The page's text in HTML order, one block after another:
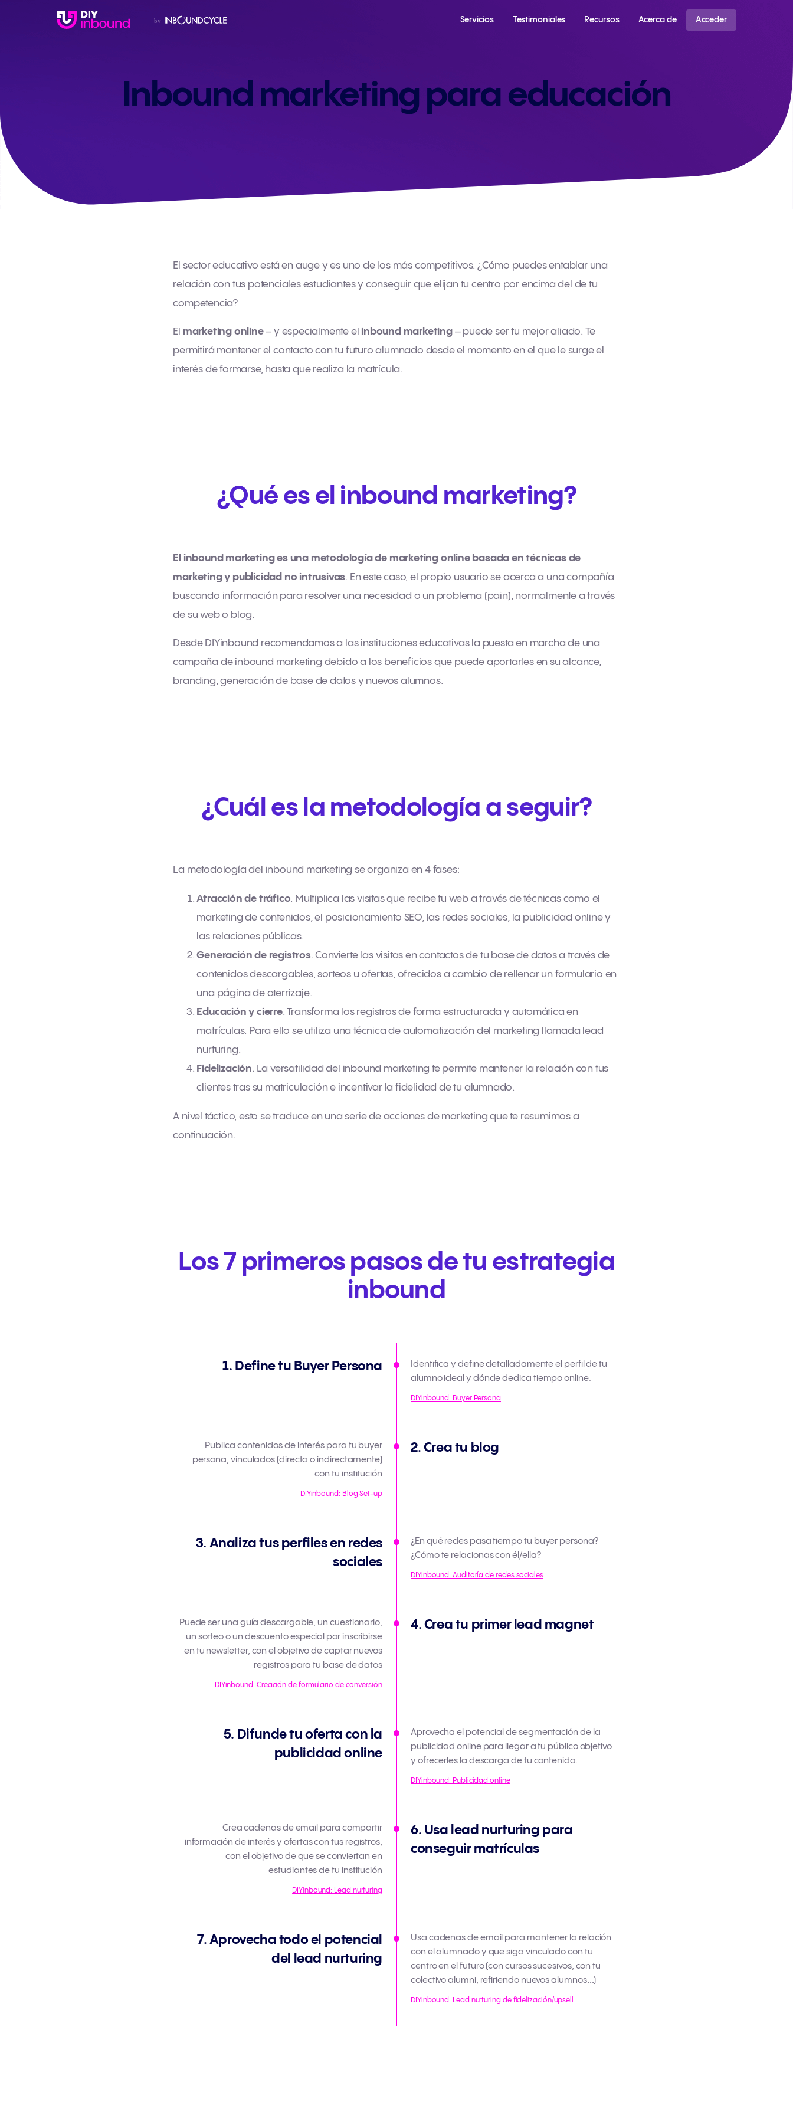
Servicios Testimoniales Recursos Acerca de Acceder
Inbound marketing para educación
El sector educativo está en auge y es uno de los más competitivos. ¿Cómo puedes entablar una
relación con tus potenciales estudiantes y conseguir que elijan tu centro por encima del de tu
competencia?
El marketing online– y especialmente el inbound marketing– puede ser tu mejor aliado. Te
permitirá mantener el contacto con tu futuro alumnado desde el momento en el que le surge el
interés de formarse, hasta que realiza la matrícula.
¿Qué es el inbound marketing?
El inbound marketing es una metodología de marketing online basada en técnicas de
marketing y publicidad no intrusivas. En este caso, el propio usuario se acerca a una compañía
buscando información para resolver una necesidad o un problema (pain), normalmente a través
de su web o blog.
Desde DIYinbound recomendamos a las instituciones educativas la puesta en marcha de una
campaña de inbound marketing debido a los beneficios que puede aportarles en su alcance,
branding, generación de base de datos y nuevos alumnos.
¿Cuál es la metodología a seguir?
La metodología del inbound marketing se organiza en 4 fases:
Atracción de tráfico. Multiplica las visitas que recibe tu web a través de técnicas como el
marketing de contenidos, el posicionamiento SEO, las redes sociales, la publicidad online y
las relaciones públicas.
Generación de registros. Convierte las visitas en contactos de tu base de datos a través de
contenidos descargables, sorteos u ofertas, ofrecidos a cambio de rellenar un formulario en
una página de aterrizaje.
Educación y cierre. Transforma los registros de forma estructurada y automática en
matrículas. Para ello se utiliza una técnica de automatización del marketing llamada lead
nurturing.
Fidelización. La versatilidad del inbound marketing te permite mantener la relación con tus
clientes tras su matriculación e incentivar la fidelidad de tu alumnado.
A nivel táctico, esto se traduce en una serie de acciones de marketing que te resumimos a
continuación.
Los 7 primeros pasos de tu estrategia
inbound
1. Define tu Buyer Persona
Identifica y define detalladamente el perfil de tu
alumno ideal y dónde dedica tiempo online.
DIYinbound: Buyer Persona
2. Crea tu blog
Publica contenidos de interés para tu buyer
persona, vinculados (directa o indirectamente)
con tu institución
DIYinbound: Blog Set-up
3. Analiza tus perfiles en redes
sociales
¿En qué redes pasa tiempo tu buyer persona?
¿Cómo te relacionas con él/ella?
DIYinbound: Auditoría de redes sociales
4. Crea tu primer lead magnet
Puede ser una guía descargable, un cuestionario,
un sorteo o un descuento especial por inscribirse
en tu newsletter, con el objetivo de captar nuevos
registros para tu base de datos
DIYinbound: Creación de formulario de conversión
5. Difunde tu oferta con la
publicidad online
Aprovecha el potencial de segmentación de la
publicidad online para llegar a tu público objetivo
y ofrecerles la descarga de tu contenido.
DIYinbound: Publicidad online
6. Usa lead nurturing para
conseguir matrículas
Crea cadenas de email para compartir
información de interés y ofertas con tus registros,
con el objetivo de que se conviertan en
estudiantes de tu institución
DIYinbound: Lead nurturing
7. Aprovecha todo el potencial
del lead nurturing
Usa cadenas de email para mantener la relación
con el alumnado y que siga vinculado con tu
centro en el futuro (con cursos sucesivos, con tu
colectivo alumni, refiriendo nuevos alumnos…)
DIYinbound: Lead nurturing de fidelización/upsell